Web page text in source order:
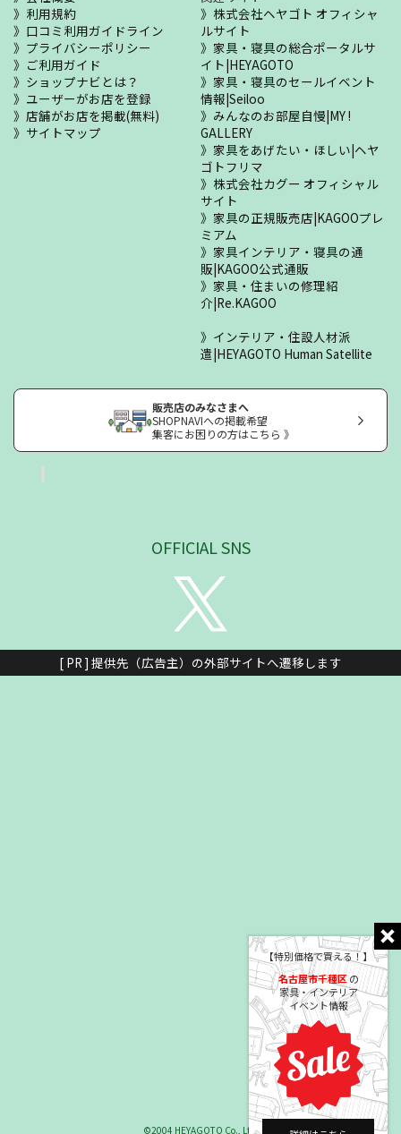
【特別価格で買える！】
名古屋市千種区の
家具・インテリア
イベント情報
利用規約
口コミ利用ガイドライン
プライバシーポリシー
ご利用ガイド
ショップナビとは？
ユーザーがお店を登録
店舗がお店を掲載(無料)
サイトマップ
株式会社ヘヤゴト オフィシャ
ルサイト
家具・寝具の総合ポータルサ
イト|HEYAGOTO
家具・寝具のセールイベント
情報|Seiloo
みんなのお部屋自慢|MY !
GALLERY
家具をあげたい・ほしい|ヘヤ
ゴトフリマ
株式会社カグー オフィシャル
サイト
家具の正規販売店|KAGOOプレ
ミアム
家具インテリア・寝具の通
販|KAGOO公式通販
家具・住まいの修理紹
介|Re.KAGOO
インテリア・住設人材派
遣|HEYAGOTO Human Satellite
販売店のみなさまへ
SHOPNAVIへの掲載希望
集客にお困りの方はこちら 》
OFFICIAL SNS
[ PR ] 提供先（広告主）の外部サイトへ遷移します
©2004 HEYAGOTO Co., Ltd.